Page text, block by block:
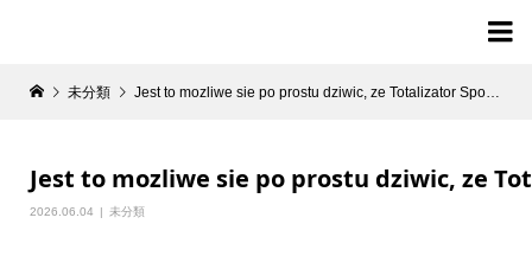

未分類 Jest to mozliwe sie po prostu dziwic, ze Totalizator Sportowy dopiero teraz poszedl mhh wprowadzenie takiej wlasciwosci
Jest to mozliwe sie po prostu dziwic, ze
2026.06.04 未分類